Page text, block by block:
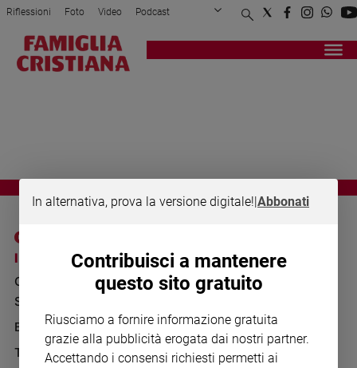
Attualità
Sport
Interviste
Papa
Papa
Chiesa
Riflessioni Foto Video Podcast
Privacy Policy Chi siamo
Registrati Redazione
I SITI SAN PAOLO
GRUPPO EDITORIALE
SAN PAOLO
BENESSERE
TELENOVA
NOTE LEGALI
PRIVACY POLICY
WHISTLEBLOWING
SOCIAL
In alternativa, prova la versione digitale!|Abbonati
Contribuisci a mantenere
questo sito gratuito
Riusciamo a fornire informazione gratuita
grazie alla pubblicità erogata dai nostri partner.
Accettando i consensi richiesti permetti ai